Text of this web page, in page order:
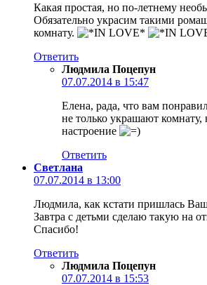
Какая простая, но по-летнему
Обязательно украсим такими
комнату.
Ответить
Людмила Поцепун
07.07.2014 в 15:47
Елена, рада, что вам
не только украшают
настроение
Ответить
Светлана
07.07.2014 в 13:00
Людмила, как кстати пришлась
Завтра с детьми сделаю такую на
Спасибо!
Ответить
Людмила Поцепун
07.07.2014 в 15:53